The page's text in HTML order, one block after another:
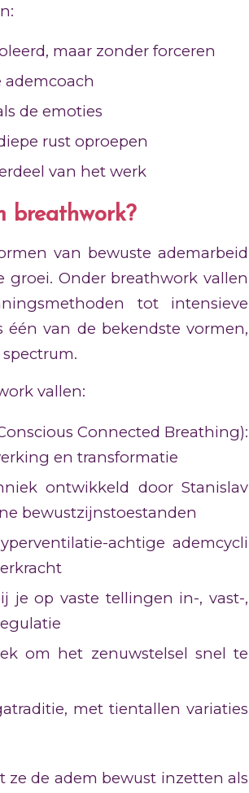
maar zonder forceren
ademcoach
de emoties
rust oproepen
van het werk
breathwork?
van bewuste ademarbeid
Onder breathwork vallen
tot intensieve
één van de bekendste vormen,
vallen:
Connected Breathing):
en transformatie
ontwikkeld door Stanislav
bewustzijnstoestanden
achtige ademcycli
je op vaste tellingen in-, vast-,
om het zenuwstelsel snel te
met tientallen variaties
ze de adem bewust inzetten als